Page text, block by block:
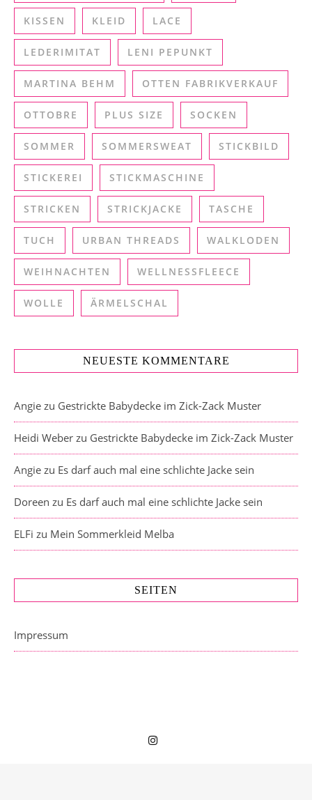
KISSEN KLEID LACE
LEDERIMITAT LENI PEPUNKT
MARTINA BEHM OTTEN FABRIKVERKAUF
OTTOBRE PLUS SIZE SOCKEN
SOMMER SOMMERSWEAT STICKBILD
STICKEREI STICKMASCHINE
STRICKEN STRICKJACKE TASCHE
TUCH URBAN THREADS WALKLODEN
WEIHNACHTEN WELLNESSFLEECE
WOLLE ÄRMELSCHAL
NEUESTE KOMMENTARE
Angie zu Gestrickte Babydecke im Zick-Zack Muster
Heidi Weber zu Gestrickte Babydecke im Zick-Zack Muster
Angie zu Es darf auch mal eine schlichte Jacke sein
Doreen zu Es darf auch mal eine schlichte Jacke sein
ELFi zu Mein Sommerkleid Melba
SEITEN
Impressum